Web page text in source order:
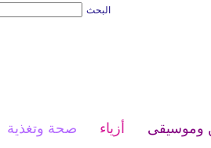
البحث
وموسيقى أزياء صحة وتغذية